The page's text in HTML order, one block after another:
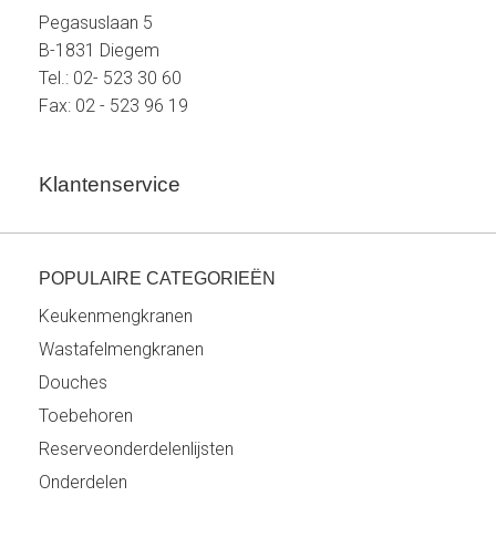
Pegasuslaan 5
B-1831 Diegem
Tel.: 02- 523 30 60
Fax: 02 - 523 96 19
Klantenservice
POPULAIRE CATEGORIEËN
Keukenmengkranen
Wastafelmengkranen
Douches
Toebehoren
Reserveonderdelenlijsten
Onderdelen